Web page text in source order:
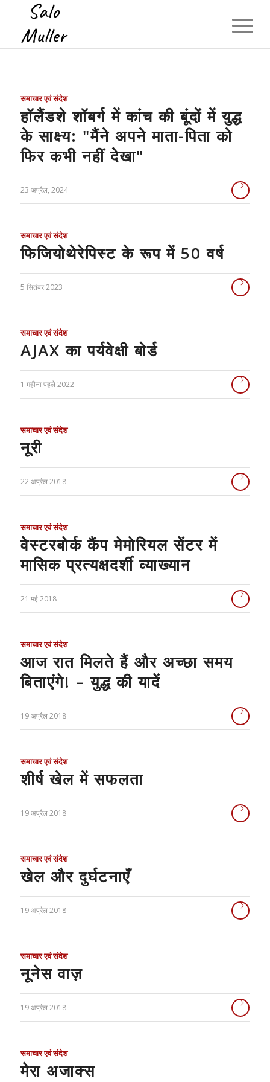
समाचार एवं संदेश
हॉलैंडशे शॉबर्ग में कांच की बूंदों में युद्ध
के साक्ष्य: "मैंने अपने माता-पिता को
फिर कभी नहीं देखा"
23 अप्रैल, 2024
समाचार एवं संदेश
फिजियोथेरेपिस्ट के रूप में 50 वर्ष
5 सितंबर 2023
समाचार एवं संदेश
AJAX का पर्यवेक्षी बोर्ड
1 महीना पहले 2022
समाचार एवं संदेश
नूरी
22 अप्रैल 2018
समाचार एवं संदेश
वेस्टरबोर्क कैंप मेमोरियल सेंटर में
मासिक प्रत्यक्षदर्शी व्याख्यान
21 मई 2018
समाचार एवं संदेश
आज रात मिलते हैं और अच्छा समय
बिताएंगे! – युद्ध की यादें
19 अप्रैल 2018
समाचार एवं संदेश
शीर्ष खेल में सफलता
19 अप्रैल 2018
समाचार एवं संदेश
खेल और दुर्घटनाएँ
19 अप्रैल 2018
समाचार एवं संदेश
नूनेस वाज़
19 अप्रैल 2018
समाचार एवं संदेश
मेरा अजाक्स